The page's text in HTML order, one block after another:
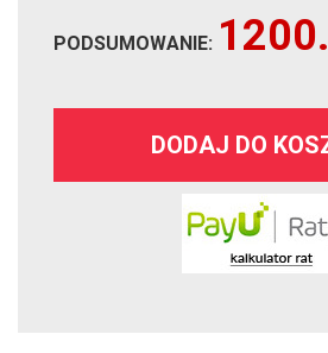
PODSUMOWANIE:
DODAJ DO